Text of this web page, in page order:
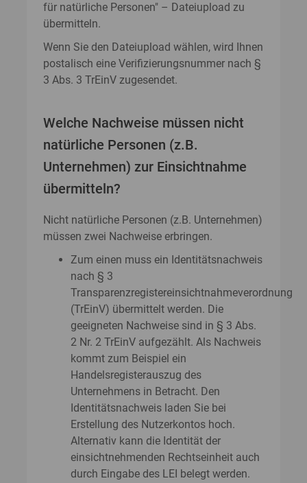
für natürliche Personen" – Dateiupload zu
übermitteln.
Wenn Sie den Dateiupload wählen, wird Ihnen
postalisch eine Verifizierungsnummer nach §
3 Abs. 3 TrEinV zugesendet.
Welche Nachweise müssen nicht
natürliche Personen (z.B.
Unternehmen) zur Einsichtnahme
übermitteln?
Nicht natürliche Personen (z.B. Unternehmen)
müssen zwei Nachweise erbringen.
Zum einen muss ein Identitätsnachweis
nach § 3
Transparenzregistereinsichtnahmeverordnung
(TrEinV) übermittelt werden. Die
geeigneten Nachweise sind in § 3 Abs.
2 Nr. 2 TrEinV aufgezählt. Als Nachweis
kommt zum Beispiel ein
Handelsregisterauszug des
Unternehmens in Betracht. Den
Identitätsnachweis laden Sie bei
Erstellung des Nutzerkontos hoch.
Alternativ kann die Identität der
einsichtnehmenden Rechtseinheit auch
durch Eingabe des LEI belegt werden.